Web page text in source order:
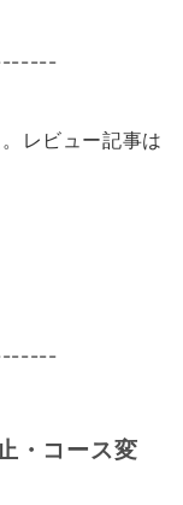
レビュー記事は
・コース変